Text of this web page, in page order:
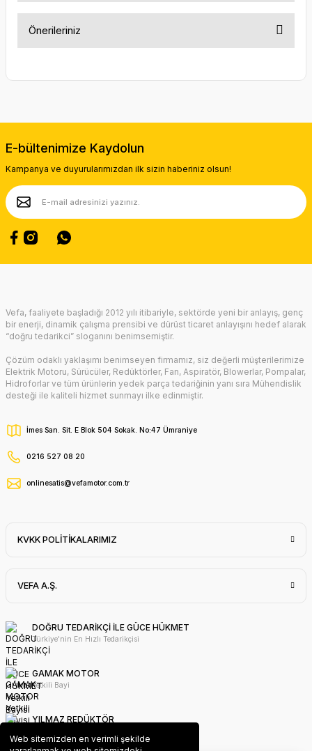
Web sitemizden en verimli şekilde
Önerileriniz
Ürün açıklamasında eksik bilgiler bulunuyor.
Ürün fiyatı diğer sitelerden daha pahalı.
Bu ürüne benzer farklı alternatifler olmalı.
Gönder
E-bültenimize Kaydolun
Kampanya ve duyurularımızdan ilk sizin haberiniz olsun!
Vefa, faaliyete başladığı 2012 yılı itibariyle, sektörde yeni bir anlayış, genç
bir enerji, dinamik çalışma prensibi ve dürüst ticaret anlayışını hedef alarak
“doğru tedarikci” sloganını benimsemiştir.
Çözüm odaklı yaklaşımı benimseyen firmamız, siz değerli müşterilerimize
Elektrik Motoru, Sürücüler, Redüktörler, Fan, Aspiratör, Blowerlar, Pompalar,
Hidroforlar ve tüm ürünlerin yedek parça tedariğinin yanı sıra Mühendislik
desteği ile kaliteli hizmet sunmayı ilke edinmiştir.
İmes San. Sit. E Blok 504 Sokak. No:47 Ümraniye
0216 527 08 20
onlinesatis@vefamotor.com.tr
KVKK POLİTİKALARIMIZ
VEFA A.Ş.
DOĞRU TEDARİKÇİ İLE GÜCE HÜKMET
Türkiye'nin En Hızlı Tedarikçisi
GAMAK MOTOR
Yetkili Bayi
YILMAZ REDÜKTÖR